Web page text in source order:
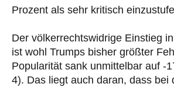
Prozent als sehr kritisch
Der völkerrechtswidrige Einstieg
ist wohl Trumps bisher größter
Popularität sank unmittelbar auf -
4). Das liegt auch daran, dass bei